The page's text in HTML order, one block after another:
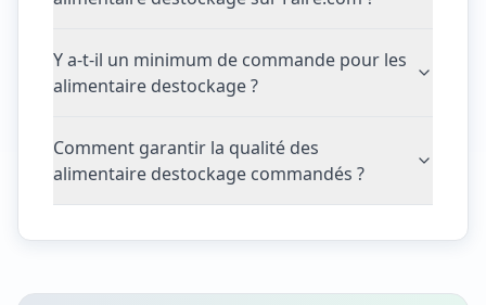
Y a-t-il un minimum de commande pour les
alimentaire destockage ?
Comment garantir la qualité des
alimentaire destockage commandés ?